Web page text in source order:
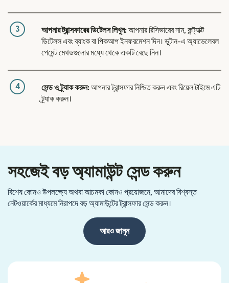
3 আপনার ট্রান্সফারের ডিটেলস লিখুন:আপনার রিসিভারের নাম, কন্ট্যাক্ট
ডিটেলস এবং ব্যাংক বা পিকআপ ইনফরমেশন দিন। ভুটান-এ অ্যাভেলেবল
পেমেন্ট মেথডগুলোর মধ্যে থেকে একটি বেছে নিন।
4 সেন্ড ও ট্র্যাক করুন:আপনার ট্রান্সফার নিশ্চিত করুন এবং রিয়েল টাইমে এটি
ট্র্যাক করুন।
সহজেই বড় অ্যামাউন্ট সেন্ড করুন
বিশেষ কোনও উপলক্ষ্যে অথবা আচমকা কোনও প্রয়োজনে, আমাদের বিশ্বস্ত
নেটওয়ার্কের মাধ্যমে নিরাপদে বড় অ্যামাউন্টের ট্রান্সফার সেন্ড করুন।
আরও জানুন